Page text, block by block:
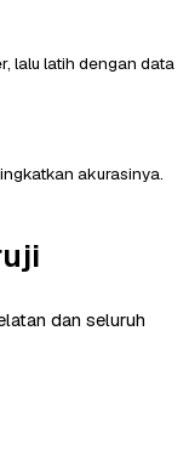
lalu latih dengan data
akurasinya.
dan seluruh